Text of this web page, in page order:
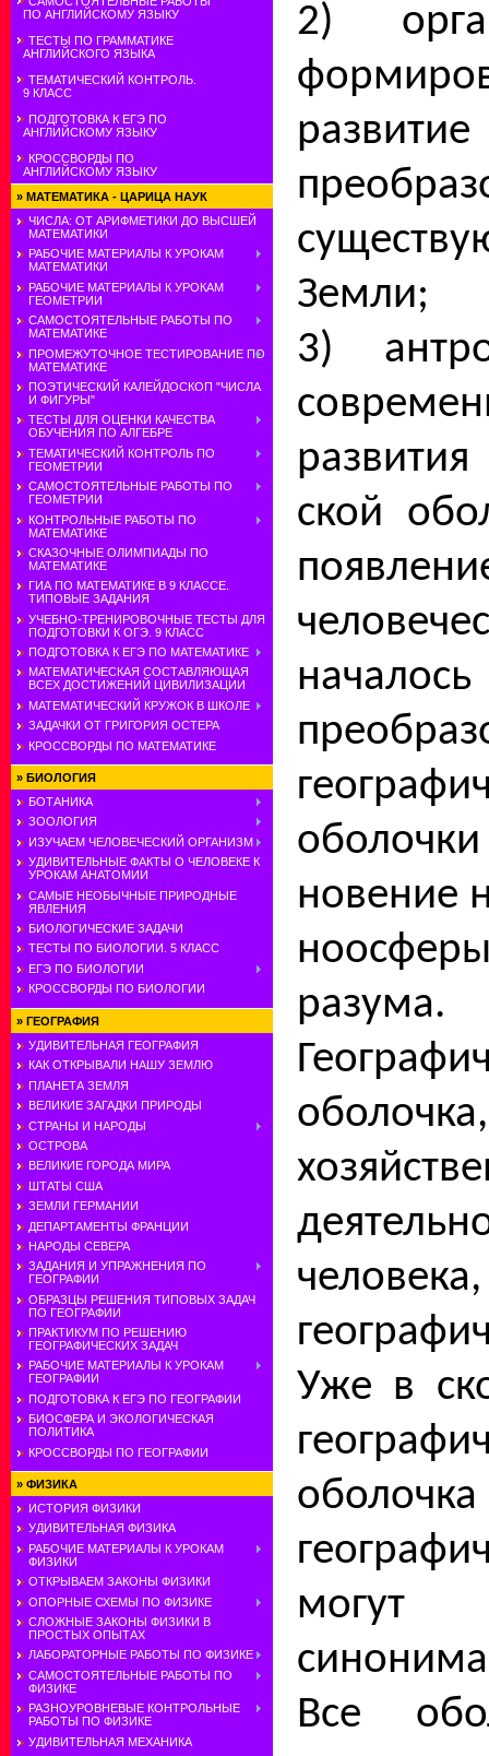
ПО АНГЛИЙСКОМУ ЯЗЫКУ
ТЕСТЫ ПО ГРАММАТИКЕ
АНГЛИЙСКОГО ЯЗЫКА
ТЕМАТИЧЕСКИЙ КОНТРОЛЬ.
9 КЛАСС
ПОДГОТОВКА К ЕГЭ ПО
АНГЛИЙСКОМУ ЯЗЫКУ
КРОССВОРДЫ ПО
АНГЛИЙСКОМУ ЯЗЫКУ
» МАТЕМАТИКА - ЦАРИЦА НАУК
ЧИСЛА: ОТ АРИФМЕТИКИ ДО ВЫСШЕЙ
МАТЕМАТИКИ
РАБОЧИЕ МАТЕРИАЛЫ К УРОКАМ
МАТЕМАТИКИ
РАБОЧИЕ МАТЕРИАЛЫ К УРОКАМ
ГЕОМЕТРИИ
САМОСТОЯТЕЛЬНЫЕ РАБОТЫ ПО
МАТЕМАТИКЕ
ПРОМЕЖУТОЧНОЕ ТЕСТИРОВАНИЕ ПО
МАТЕМАТИКЕ
ПОЭТИЧЕСКИЙ КАЛЕЙДОСКОП "ЧИСЛА
И ФИГУРЫ"
ТЕСТЫ ДЛЯ ОЦЕНКИ КАЧЕСТВА
ОБУЧЕНИЯ ПО АЛГЕБРЕ
ТЕМАТИЧЕСКИЙ КОНТРОЛЬ ПО
ГЕОМЕТРИИ
САМОСТОЯТЕЛЬНЫЕ РАБОТЫ ПО
ГЕОМЕТРИИ
КОНТРОЛЬНЫЕ РАБОТЫ ПО
МАТЕМАТИКЕ
СКАЗОЧНЫЕ ОЛИМПИАДЫ ПО
МАТЕМАТИКЕ
ГИА ПО МАТЕМАТИКЕ В 9 КЛАССЕ.
ТИПОВЫЕ ЗАДАНИЯ
УЧЕБНО-ТРЕНИРОВОЧНЫЕ ТЕСТЫ ДЛЯ
ПОДГОТОВКИ К ОГЭ. 9 КЛАСС
ПОДГОТОВКА К ЕГЭ ПО МАТЕМАТИКЕ
МАТЕМАТИЧЕСКАЯ СОСТАВЛЯЮЩАЯ
ВСЕХ ДОСТИЖЕНИЙ ЦИВИЛИЗАЦИИ
МАТЕМАТИЧЕСКИЙ КРУЖОК В ШКОЛЕ
ЗАДАЧКИ ОТ ГРИГОРИЯ ОСТЕРА
КРОССВОРДЫ ПО МАТЕМАТИКЕ
» БИОЛОГИЯ
БОТАНИКА
ЗООЛОГИЯ
ИЗУЧАЕМ ЧЕЛОВЕЧЕСКИЙ ОРГАНИЗМ
УДИВИТЕЛЬНЫЕ ФАКТЫ О ЧЕЛОВЕКЕ К
УРОКАМ АНАТОМИИ
САМЫЕ НЕОБЫЧНЫЕ ПРИРОДНЫЕ
ЯВЛЕНИЯ
БИОЛОГИЧЕСКИЕ ЗАДАЧИ
ТЕСТЫ ПО БИОЛОГИИ. 5 КЛАСС
ЕГЭ ПО БИОЛОГИИ
КРОССВОРДЫ ПО БИОЛОГИИ
» ГЕОГРАФИЯ
УДИВИТЕЛЬНАЯ ГЕОГРАФИЯ
КАК ОТКРЫВАЛИ НАШУ ЗЕМЛЮ
ПЛАНЕТА ЗЕМЛЯ
ВЕЛИКИЕ ЗАГАДКИ ПРИРОДЫ
СТРАНЫ И НАРОДЫ
ОСТРОВА
ВЕЛИКИЕ ГОРОДА МИРА
ШТАТЫ США
ЗЕМЛИ ГЕРМАНИИ
ДЕПАРТАМЕНТЫ ФРАНЦИИ
НАРОДЫ СЕВЕРА
ЗАДАНИЯ И УПРАЖНЕНИЯ ПО
ГЕОГРАФИИ
ОБРАЗЦЫ РЕШЕНИЯ ТИПОВЫХ ЗАДАЧ
ПО ГЕОГРАФИИ
ПРАКТИКУМ ПО РЕШЕНИЮ
ГЕОГРАФИЧЕСКИХ ЗАДАЧ
РАБОЧИЕ МАТЕРИАЛЫ К УРОКАМ
ГЕОГРАФИИ
ПОДГОТОВКА К ЕГЭ ПО ГЕОГРАФИИ
БИОСФЕРА И ЭКОЛОГИЧЕСКАЯ
ПОЛИТИКА
КРОССВОРДЫ ПО ГЕОГРАФИИ
» ФИЗИКА
ИСТОРИЯ ФИЗИКИ
УДИВИТЕЛЬНАЯ ФИЗИКА
РАБОЧИЕ МАТЕРИАЛЫ К УРОКАМ
ФИЗИКИ
ОТКРЫВАЕМ ЗАКОНЫ ФИЗИКИ
ОПОРНЫЕ СХЕМЫ ПО ФИЗИКЕ
СЛОЖНЫЕ ЗАКОНЫ ФИЗИКИ В
ПРОСТЫХ ОПЫТАХ
ЛАБОРАТОРНЫЕ РАБОТЫ ПО ФИЗИКЕ
САМОСТОЯТЕЛЬНЫЕ РАБОТЫ ПО
ФИЗИКЕ
РАЗНОУРОВНЕВЫЕ КОНТРОЛЬНЫЕ
РАБОТЫ ПО ФИЗИКЕ
УДИВИТЕЛЬНАЯ МЕХАНИКА
2)
Земли;
3)
ской
новение
разума.
Уже в
Все